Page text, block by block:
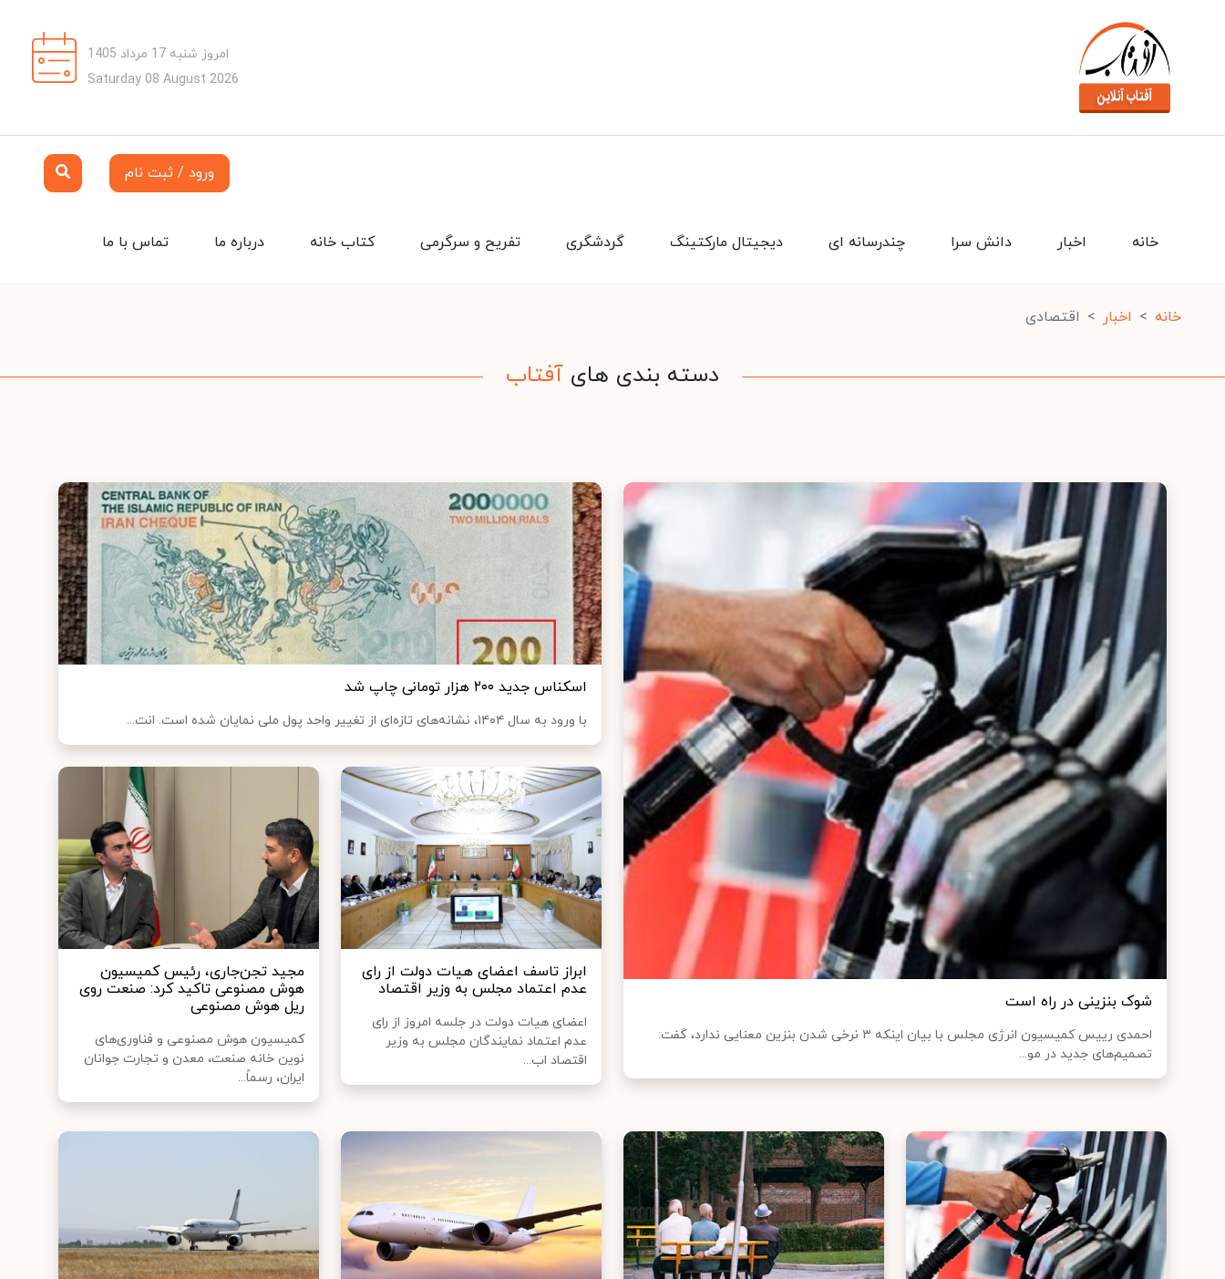
امروز شنبه 17 مرداد 1405
Saturday 08 August 2026
ورود / ثبت نام
تماس با ما درباره ما کتاب خانه تفریح و سرگرمی گردشگری دیجیتال مارکتینگ چندرسانه ای دانش سرا اخبار خانه
خانه اخبار اقتصادی
دسته بندی های آفتاب
شوک بنزینی در راه است
احمدی رییس کمیسیون انرژی مجلس با بیان اینکه ۳ نرخی شدن بنزین معنایی ندارد، گفت:
تصمیم‌های جدید در مو...
اسکناس جدید ۲۰۰ هزار تومانی چاپ شد
با ورود به سال ۱۴۰۴، نشانه‌های تازه‌ای از تغییر واحد پول ملی نمایان شده است. انت...
ابراز تاسف اعضای هیات دولت از رای
عدم اعتماد مجلس به وزیر اقتصاد
اعضای هیات دولت در جلسه امروز از رای
عدم اعتماد نمایندگان مجلس به وزیر
اقتصاد اب...
مجید تجن‌جاری، رئیس کمیسیون
هوش مصنوعی تاکید کرد: صنعت روی
ریل هوش مصنوعی
کمیسیون هوش مصنوعی و فناوری‌های
نوین خانه صنعت، معدن و تجارت جوانان
ایران، رسماً...